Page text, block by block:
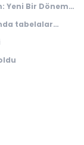
Yeni Bir Dönem
tabelalar